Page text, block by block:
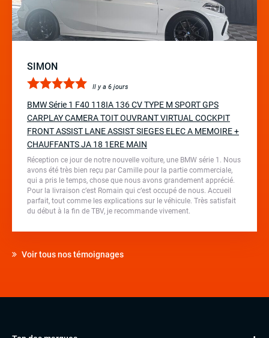
SIMON
Il y a 6 jours
BMW Série 1 F40 118IA 136 CV TYPE M SPORT GPS
CARPLAY CAMERA TOIT OUVRANT VIRTUAL COCKPIT
FRONT ASSIST LANE ASSIST SIEGES ELEC A MEMOIRE +
CHAUFFANTS JA 18 1ERE MAIN
Réception ce jour de notre nouvelle voiture, une BMW série 1. Nous
avons été très bien reçu par Camille pour la partie commerciale,
qui a pris le temps, chose que nous avons grandement apprécié.
Pour la livraison c’est Romain qui c’est occupé de nous. Accueil
parfait, tout comme les explications sur le véhicule. Très satisfait
du début à la fin de TBV, je recommande vivement.
Voir tous nos témoignages